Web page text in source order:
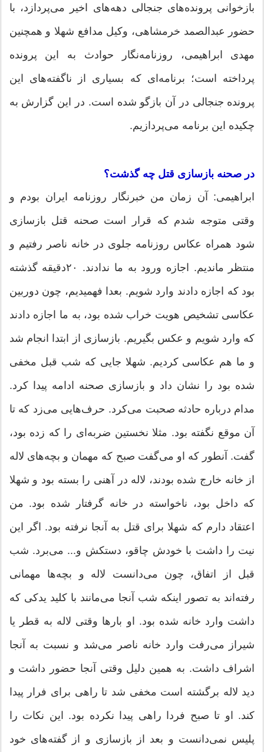
بازخوانی پرونده‌های جنجالی دهه‌های اخیر می‌پردازد، با
حضور عبدالصمد خرمشاهی، وکیل مدافع شهلا و همچنین
مهدی ابراهیمی، روزنامه‌نگار حوادث به این پرونده
پرداخته است؛ برنامه‌ای که بسیاری از ناگفته‌های این
پرونده جنجالی در آن بازگو شده است. در این گزارش به
چکیده این برنامه می‌پردازیم.
در صحنه بازسازی قتل چه گذشت؟
ابراهیمی: آن زمان من خبرنگار روزنامه ایران بودم و
وقتی متوجه شدم که قرار است صحنه قتل بازسازی
شود همراه عکاس روزنامه جلوی در خانه ناصر رفتیم و
منتظر ماندیم. اجازه ورود به ما ندادند. ۲۰دقیقه گذشته
بود که اجازه دادند وارد شویم. بعدا فهمیدیم، چون دوربین
عکاسی تشخیص هویت خراب شده بود، به ما اجازه دادند
که وارد شویم و عکس بگیریم. بازسازی از ابتدا انجام شد
و ما هم عکاسی کردیم. شهلا جایی که شب قبل مخفی
شده بود را نشان داد و بازسازی صحنه ادامه پیدا کرد.
مدام درباره حادثه صحبت می‌کرد. حرف‌هایی می‌زد که تا
آن موقع نگفته بود. مثلا نخستین ضربه‌ای را که زده بود،
گفت. آنطور که او می‌گفت صبح که مهمان و بچه‌های لاله
از خانه خارج شده بودند، لاله در آهنی را بسته بود و شهلا
که داخل بود، ناخواسته در خانه گرفتار شده بود. من
اعتقاد دارم که شهلا برای قتل به آنجا نرفته بود. اگر این
نیت را داشت با خودش چاقو، دستکش و... می‌برد. شب
قبل از اتفاق، چون می‌دانست لاله و بچه‌ها مهمانی
رفته‌اند به تصور اینکه شب آنجا می‌مانند با کلید یدکی که
داشت وارد خانه شده بود. او بار‌ها وقتی لاله به قطر یا
شیراز می‌رفت وارد خانه ناصر می‌شد و نسبت به آنجا
اشراف داشت. به همین دلیل وقتی آنجا حضور داشت و
دید لاله برگشته است مخفی شد تا راهی برای فرار پیدا
کند. او تا صبح فردا راهی پیدا نکرده بود. این نکات را
پلیس نمی‌دانست و بعد از بازسازی و از گفته‌های خود